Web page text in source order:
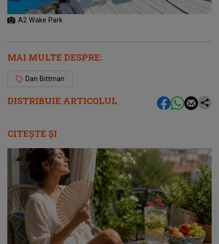
DISTRIBUIE ARTICOLUL
A2 Wake Park
MAI MULTE DESPRE:
Dan Bittman
CITEȘTE ȘI